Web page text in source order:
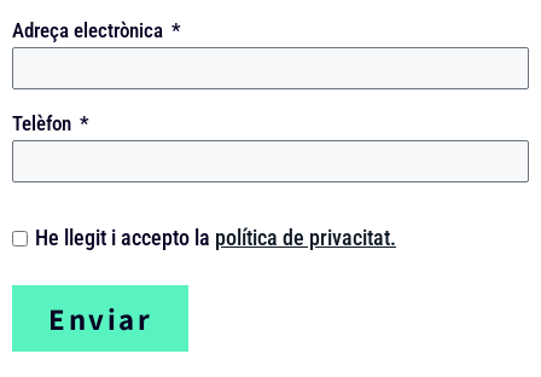
Adreça electrònica
Telèfon
He llegit i accepto la política de privacitat.
Enviar